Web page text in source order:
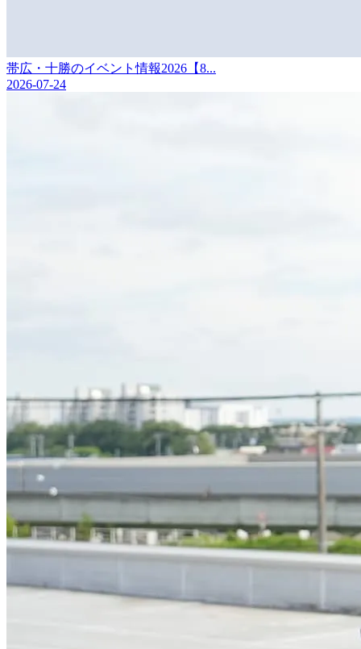
帯広・十勝のイベント情報2026【8...
2026-07-24